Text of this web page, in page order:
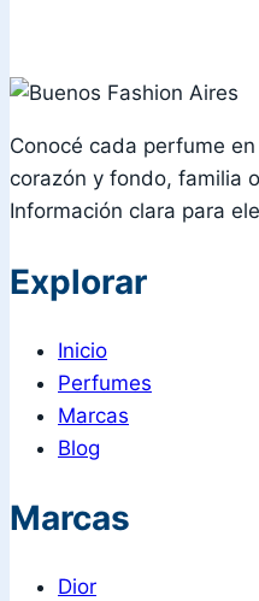
Conocé cada perfume
corazón y fondo, familia
Información clara para
Explorar
Inicio
Perfumes
Marcas
Blog
Marcas
Dior